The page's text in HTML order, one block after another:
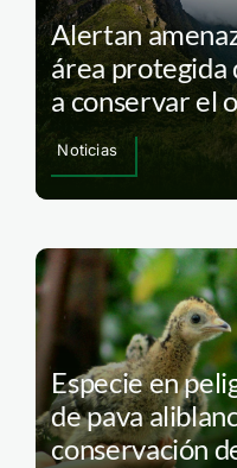
Alertan
área protegida
a conservar el
Noticias
Especie en
de pava
conservación